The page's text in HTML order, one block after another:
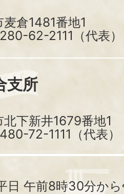
倉1481番地1
62-2111（代表）
支所
下新井1679番地1
72-1111（代表）
日 午前8時30分か